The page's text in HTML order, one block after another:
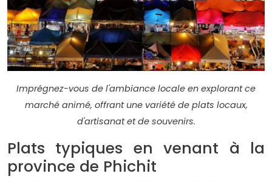
Imprégnez-vous de l'ambiance locale en explorant ce
marché animé, offrant une variété de plats locaux,
d'artisanat et de souvenirs.
Plats typiques en venant à la
province de Phichit